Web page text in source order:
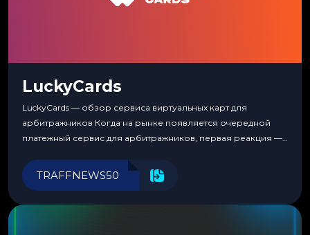
LuckyCards
LuckyCards — обзор сервиса виртуальных карт для
арбитражников Когда на рынке появляется очередной
платежный сервис для арбитражников, первая реакция —
перестаешь воспринимать всерьез любой новый продукт,
пока тот не докажет обратное делом. LuckyCards — история
TRAFFNEWS50